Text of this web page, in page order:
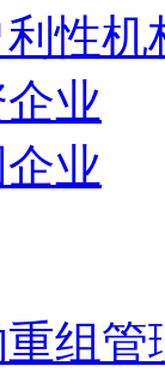
性机
业
业
组管